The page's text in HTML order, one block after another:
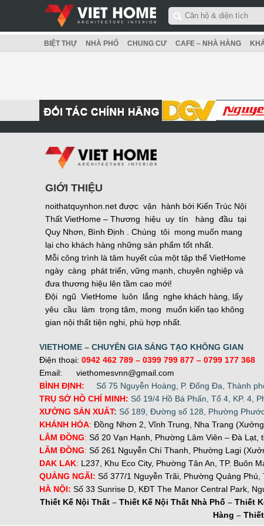
BIỆT THỰ NHÀ PHỐ CHUNG CƯ CAFE – NHÀ HÀNG
GIỚI THIỆU
noithatquynhon.net được vận hành bởi Kiến Trúc Nội
Thất VietHome – Thương hiệu uy tín hàng đầu tại
Quy Nhơn, Bình Định . Chúng tôi mong muốn mang
lại cho khách hàng những sản phẩm tốt nhất.
Mỗi công trình là tâm huyết của một tập thể VietHome
ngày càng phát triển, vững mạnh, chuyên nghiệp và
đưa thương hiệu lên tầm cao mới!
Đội ngũ VietHome luôn lắng nghe khách hàng, lấy
yêu cầu làm trọng tâm, mong muốn kiến tạo không
gian nội thất tiện nghi, phù hợp nhất.
VIETHOME – CHUYÊN GIA SÁNG TẠO KHÔNG GIAN
Điện thoại: 0942 462 789 – 0399 799 877 – 0799 177 368
Email: viethomesvnn@gmail.com
BÌNH ĐỊNH:
Số 75 Nguyễn Hoàng, P. Đống Đa, Thành
TRỤ SỞ HỒ CHÍ MINH: Số 19/4 Hồ Bá Phấn, Tổ 4, KP. 4,
XƯỞNG SẢN XUẤT: Số 189, Đường số 128, Phường
KHÁNH HÒA: Đồng Nhơn 2, Vĩnh Trung, Nha Trang
LÂM ĐỒNG: Số 20 Vạn Hạnh, Phường Lâm Viên – Đà Lạt,
LÂM ĐỒNG: Số 261 Nguyễn Chí Thanh, Phường Lagi
DAK LAK: L237, Khu Eco City, Phường Tân An, TP. Buôn
QUẢNG NGÃI: Số 377/1 Nguyễn Trãi, Phường Quảng Phú,
HÀ NỘI: Số 33 Sunrise D, KĐT The Manor Central Park,
Thiết Kế Nội Thất – Thiết Kế Nội Thất Nhà Phố – Thiết
Hàng –